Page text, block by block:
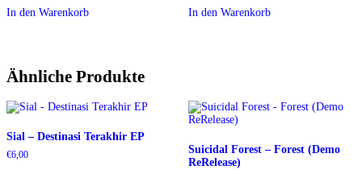
In den Warenkorb In den Warenkorb
Ähnliche Produkte
Sial – Destinasi Terakhir EP
€6,00
Suicidal Forest – Forest (Demo
ReRelease)